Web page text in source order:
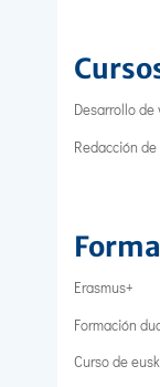
Desarrollo
Redacción
Erasmus+
Formación
Curso de